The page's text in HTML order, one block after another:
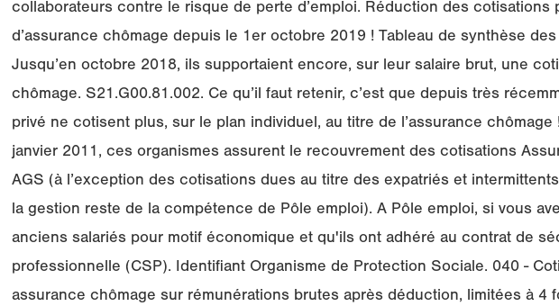
collaborateurs contre le risque de perte d’emploi. Réduction des cotisations
d’assurance chômage depuis le 1er octobre 2019 ! Tableau de synthèse
Jusqu’en octobre 2018, ils supportaient encore, sur leur salaire brut, une
chômage. S21.G00.81.002. Ce qu’il faut retenir, c’est que depuis très
privé ne cotisent plus, sur le plan individuel, au titre de l’assurance chômage
janvier 2011, ces organismes assurent le recouvrement des cotisations
AGS (à l’exception des cotisations dues au titre des expatriés et
la gestion reste de la compétence de Pôle emploi). A Pôle emploi, si vous
anciens salariés pour motif économique et qu'ils ont adhéré au contrat de
professionnelle (CSP). Identifiant Organisme de Protection Sociale. 040 -
assurance chômage sur rémunérations brutes après déduction, limitées à 4